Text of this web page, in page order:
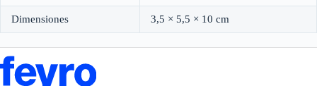
Dimensiones 3,5 × 5,5 × 10 cm